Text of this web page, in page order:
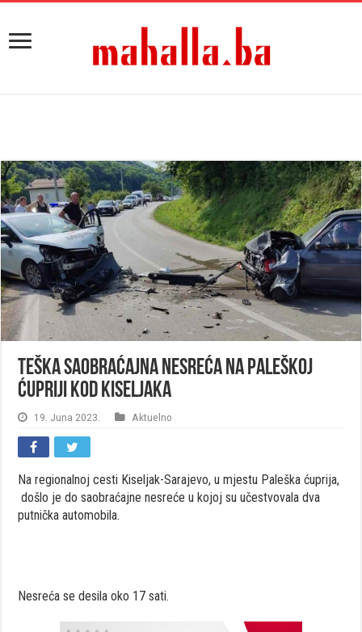
Teška saobraćajna nesreća na Paleškoj
ćupriji kod Kiseljaka
19. Juna 2023. Aktuelno
Na regionalnoj cesti Kiseljak-Sarajevo, u mjestu Paleška ćuprija,
došlo je do saobraćajne nesreće u kojoj su učestvovala dva
putnička automobila.
Nesreća se desila oko 17 sati.